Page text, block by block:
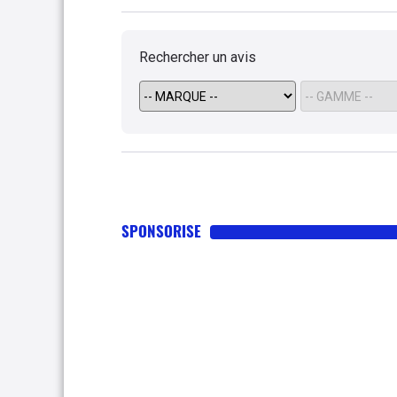
200.000km avec. Donc,
enfants a l'ecole et aller au
suivait plus car bloquee (-
est bien pendant 300km, au
certaine distance a faire ,
115cv avec Turbo. Si le
Rechercher un avis
SPONSORISE